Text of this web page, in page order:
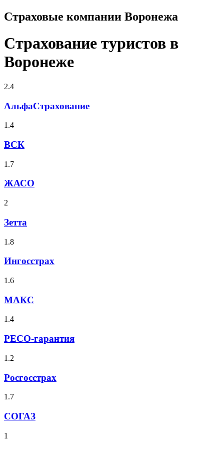
Страховые компании Воронежа
Страхование туристов в
Воронеже
2.4
АльфаСтрахование
1.4
ВСК
1.7
ЖАСО
2
Зетта
1.8
Ингосстрах
1.6
МАКС
1.4
РЕСО-гарантия
1.2
Росгосстрах
1.7
СОГАЗ
1